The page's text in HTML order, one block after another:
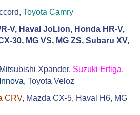
, Toyota Camry
V, Haval JoLion, Honda HR-V,
30, MG VS, MG ZS, Subaru XV,
Mitsubishi Xpander, Suzuki Ertiga,
Toyota Veloz
CRV, Mazda CX-5, Haval H6, MG